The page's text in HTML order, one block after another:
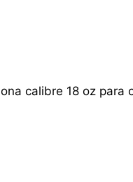
calibre 18 oz para